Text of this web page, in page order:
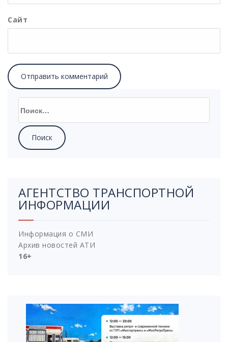
Сайт
АГЕНТСТВО ТРАНСПОРТНОЙ
ИНФОРМАЦИИ
Информация о СМИ
Архив новостей АТИ
16+